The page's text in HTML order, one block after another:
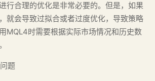
行合理的优化是非常必要的。但是，如果
就会导致过拟合或者过度优化，导致策略
MQL4时需要根据实际市场情况和历史数
题